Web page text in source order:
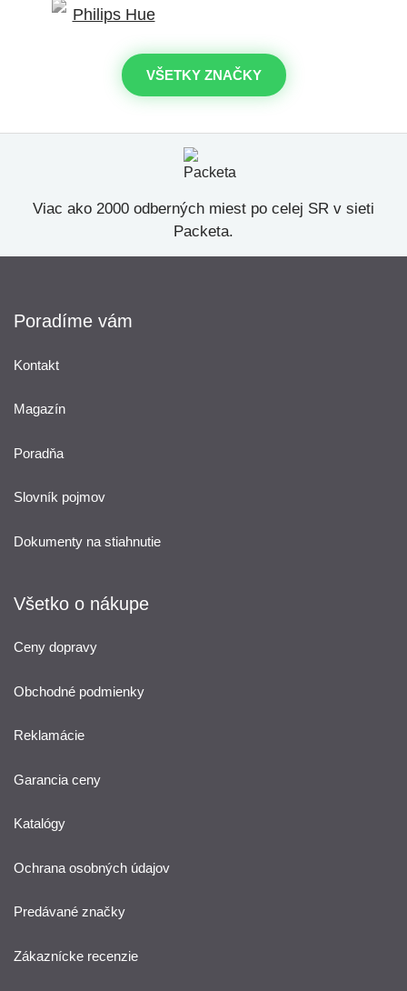
VŠETKY ZNAČKY
Viac ako 2000 odberných miest po celej SR v sieti
Packeta.
Poradíme vám
Kontakt
Magazín
Poradňa
Slovník pojmov
Dokumenty na stiahnutie
Všetko o nákupe
Ceny dopravy
Obchodné podmienky
Reklamácie
Garancia ceny
Katalógy
Ochrana osobných údajov
Predávané značky
Zákaznícke recenzie